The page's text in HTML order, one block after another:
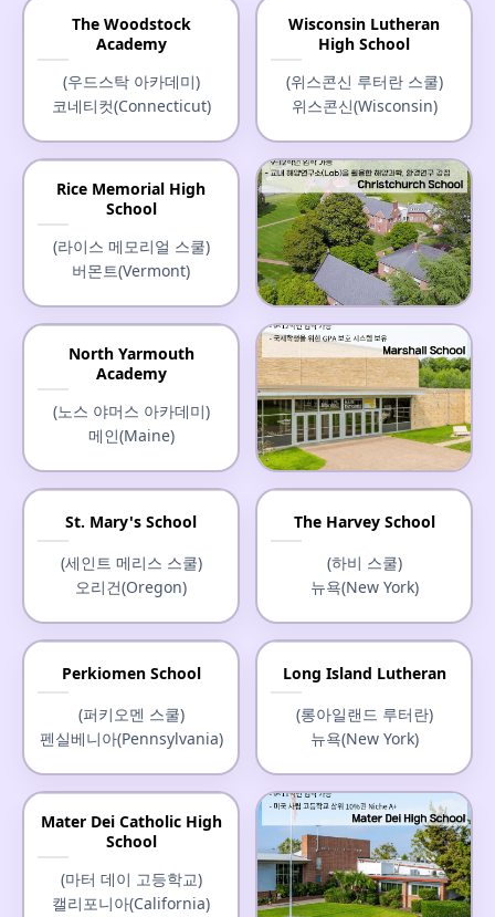
The Woodstock
Academy
(우드스탁 아카데미)
코네티컷(Connecticut)
Wisconsin Lutheran
High School
(위스콘신 루터란 스쿨)
위스콘신(Wisconsin)
Rice Memorial High
School
(라이스 메모리얼 스쿨)
버몬트(Vermont)
Christchurch School
(크라이스트처치 스쿨)
버지니아(Virginia)
North Yarmouth
Academy
(노스 야머스 아카데미)
메인(Maine)
미네소타(Minnesota)
St. Mary's School
(세인트 메리스 스쿨)
오리건(Oregon)
The Harvey School
(하비 스쿨)
뉴욕(New York)
Perkiomen School
(퍼키오멘 스쿨)
펜실베니아(Pennsylvania)
Long Island Lutheran
(롱아일랜드 루터란)
뉴욕(New York)
Mater Dei Catholic High
School
(마터 데이 고등학교)
캘리포니아(California)